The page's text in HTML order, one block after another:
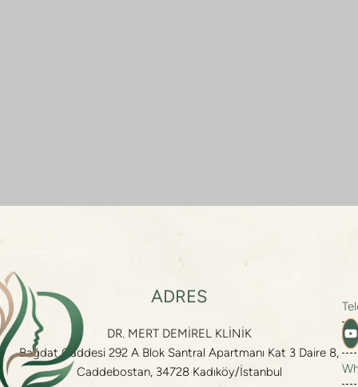
DR. MERT DEMİREL KLİNİK
Bağdat Caddesi 292 A Blok Santral Apartmanı Kat 3 Daire 8,
Caddebostan, 34728 Kadıköy/İstanbul